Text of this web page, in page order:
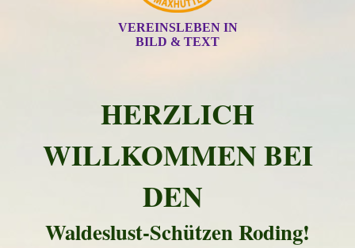
VEREINSLEBEN IN
BILD & TEXT
HERZLICH
WILLKOMMEN BEI
DEN
Waldeslust-Schützen Roding!